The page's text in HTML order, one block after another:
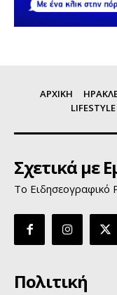
ΑΡΧΙΚΗ
LIFESTYLE
Σχετικά με
Το Ειδησεογραφικό
Πολιτική